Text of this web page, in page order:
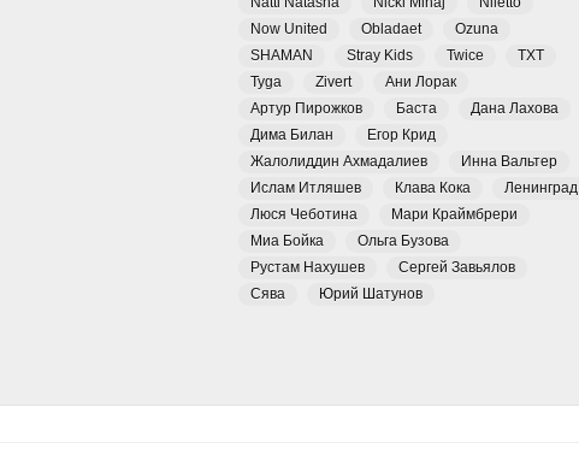
Now United
Obladaet
Ozuna
SHAMAN
Stray Kids Twice
TXT
Tyga
Zivert
Ани Лорак
Артур Пирожков
Баста
Дана Лахова
Дима Билан
Егор Крид
Жалолиддин Ахмадалиев
Инна Вальтер
Ислам Итляшев
Клава Кока
Ленинград
Люся Чеботина
Мари Краймбрери
Миа Бойка
Ольга Бузова
Рустам Нахушев
Сергей Завьялов
Сява
Юрий Шатунов